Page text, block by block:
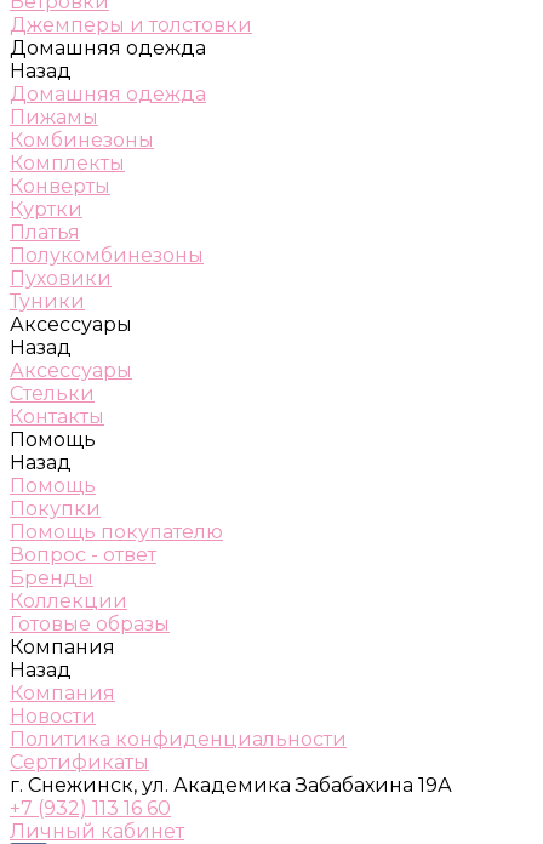
Джемперы и толстовки
Домашняя одежда
Назад
Домашняя одежда
Пижамы
Комбинезоны
Комплекты
Конверты
Куртки
Платья
Полукомбинезоны
Пуховики
Туники
Аксессуары
Назад
Аксессуары
Стельки
Контакты
Помощь
Назад
Помощь
Покупки
Помощь покупателю
Вопрос - ответ
Бренды
Коллекции
Готовые образы
Компания
Назад
Компания
Новости
Политика конфиденциальности
Сертификаты
г. Снежинск, ул. Академика Забабахина 19А
+7 (932) 113 16 60
Личный кабинет